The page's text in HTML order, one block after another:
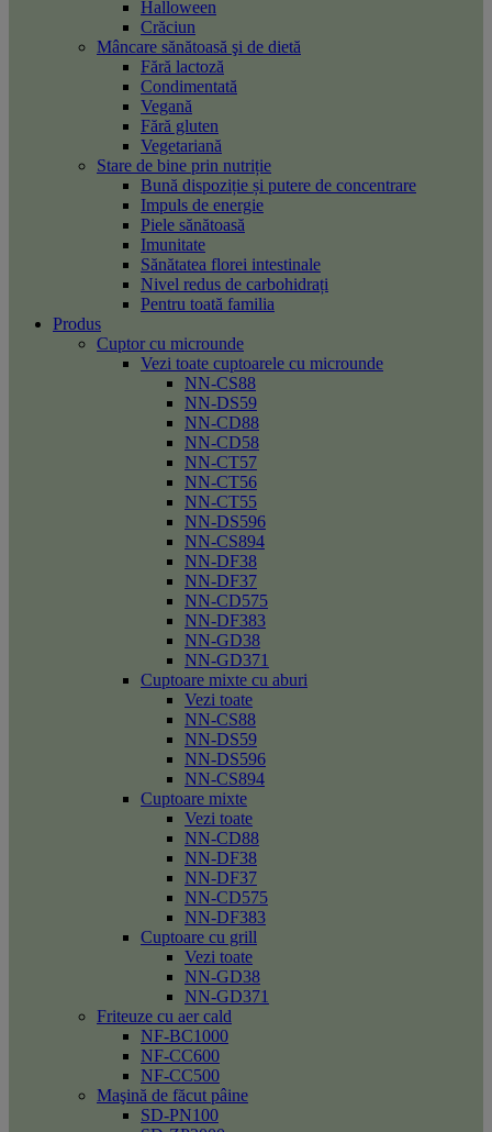
Halloween
Crăciun
Mâncare sănătoasă şi de dietă
Fără lactoză
Condimentată
Vegană
Fără gluten
Vegetariană
Stare de bine prin nutriție
Bună dispoziție și putere de concentrare
Impuls de energie
Piele sănătoasă
Imunitate
Sănătatea florei intestinale
Nivel redus de carbohidrați
Pentru toată familia
Produs
Cuptor cu microunde
Vezi toate cuptoarele cu microunde
NN-CS88
NN-DS59
NN-CD88
NN-CD58
NN-CT57
NN-CT56
NN-CT55
NN-DS596
NN-CS894
NN-DF38
NN-DF37
NN-CD575
NN-DF383
NN-GD38
NN-GD371
Cuptoare mixte cu aburi
Vezi toate
NN-CS88
NN-DS59
NN-DS596
NN-CS894
Cuptoare mixte
Vezi toate
NN-CD88
NN-DF38
NN-DF37
NN-CD575
NN-DF383
Cuptoare cu grill
Vezi toate
NN-GD38
NN-GD371
Friteuze cu aer cald
NF-BC1000
NF-CC600
NF-CC500
Maşină de făcut pâine
SD-PN100